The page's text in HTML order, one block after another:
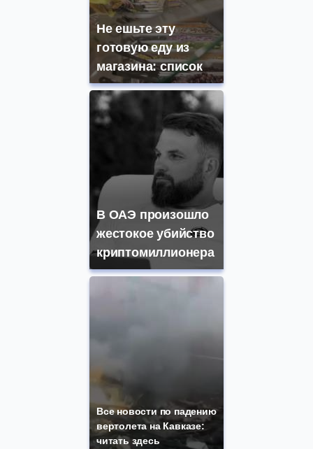
Не ешьте эту
готовую еду из
магазина: список
В ОАЭ произошло
жестокое убийство
криптомиллионера
Все новости по падению
вертолета на Кавказе:
читать здесь